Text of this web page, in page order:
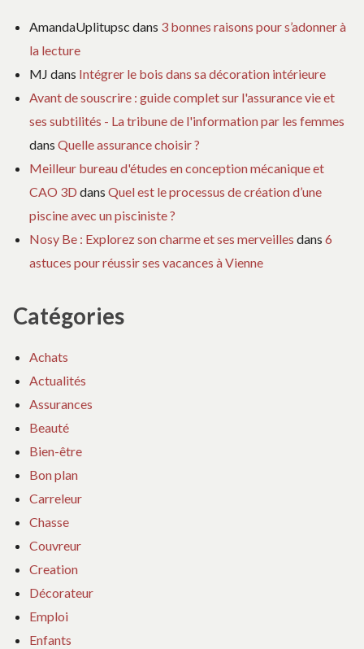
AmandaUplitupsc dans 3 bonnes raisons pour s’adonner à
la lecture
MJ dans Intégrer le bois dans sa décoration intérieure
Avant de souscrire : guide complet sur l'assurance vie et
ses subtilités - La tribune de l'information par les femmes
dans Quelle assurance choisir ?
Meilleur bureau d'études en conception mécanique et
CAO 3D dans Quel est le processus de création d’une
piscine avec un pisciniste ?
Nosy Be : Explorez son charme et ses merveilles dans 6
astuces pour réussir ses vacances à Vienne
Catégories
Achats
Actualités
Assurances
Beauté
Bien-être
Bon plan
Carreleur
Chasse
Couvreur
Creation
Décorateur
Emploi
Enfants